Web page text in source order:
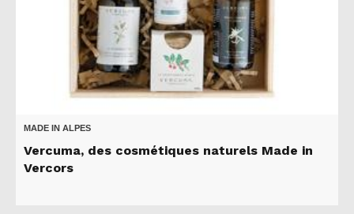
MADE IN ALPES
Vercuma, des cosmétiques naturels Made in
Vercors